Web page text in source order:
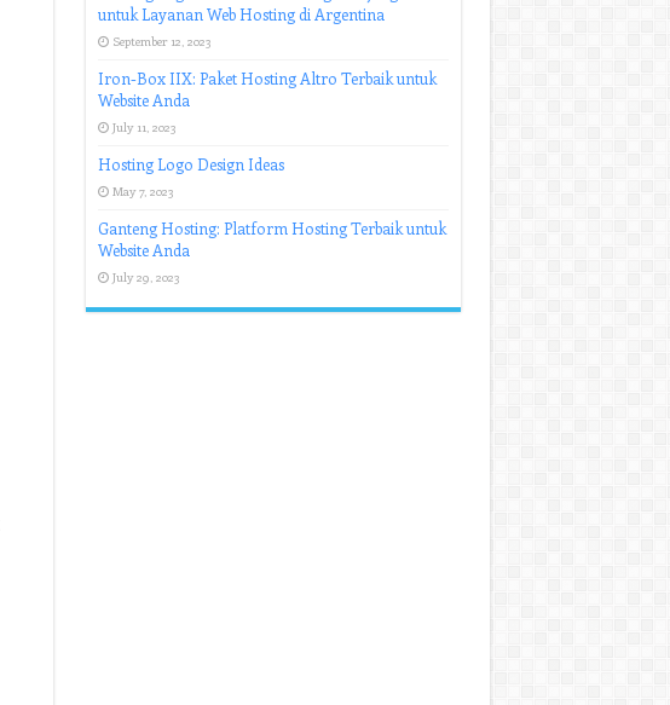
untuk Layanan Web Hosting di Argentina
September 12, 2023
Iron-Box IIX: Paket Hosting Altro Terbaik untuk
Website Anda
July 11, 2023
Hosting Logo Design Ideas
May 7, 2023
Ganteng Hosting: Platform Hosting Terbaik untuk
Website Anda
July 29, 2023